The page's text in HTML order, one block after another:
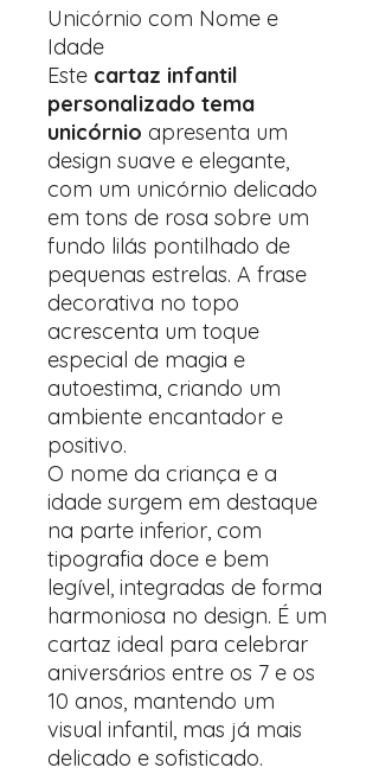
Unicórnio com Nome e
Idade
Este cartaz infantil
personalizado tema
unicórnio apresenta um
design suave e elegante,
com um unicórnio delicado
em tons de rosa sobre um
fundo lilás pontilhado de
pequenas estrelas. A frase
decorativa no topo
acrescenta um toque
especial de magia e
autoestima, criando um
ambiente encantador e
positivo.
O nome da criança e a
idade surgem em destaque
na parte inferior, com
tipografia doce e bem
legível, integradas de forma
harmoniosa no design. É um
cartaz ideal para celebrar
aniversários entre os 7 e os
10 anos, mantendo um
visual infantil, mas já mais
delicado e sofisticado.